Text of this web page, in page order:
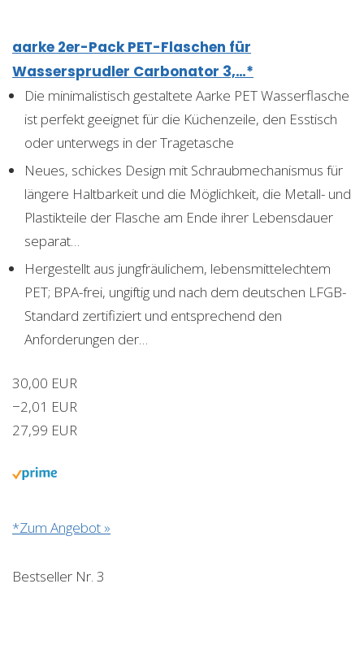
aarke 2er-Pack PET-Flaschen für
Wassersprudler Carbonator 3,…*
Die minimalistisch gestaltete Aarke PET Wasserflasche
ist perfekt geeignet für die Küchenzeile, den Esstisch
oder unterwegs in der Tragetasche
Neues, schickes Design mit Schraubmechanismus für
längere Haltbarkeit und die Möglichkeit, die Metall- und
Plastikteile der Flasche am Ende ihrer Lebensdauer
separat…
Hergestellt aus jungfräulichem, lebensmittelechtem
PET; BPA-frei, ungiftig und nach dem deutschen LFGB-
Standard zertifiziert und entsprechend den
Anforderungen der…
30,00 EUR
−2,01 EUR
27,99 EUR
*Zum Angebot »
Bestseller Nr. 3